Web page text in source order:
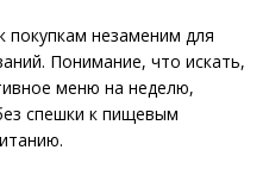
покупкам незаменим для
Понимание, что искать,
меню на неделю,
спешки к пищевым